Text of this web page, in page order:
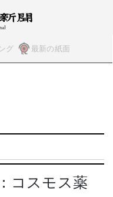
グ 最新の紙面
コスモス薬